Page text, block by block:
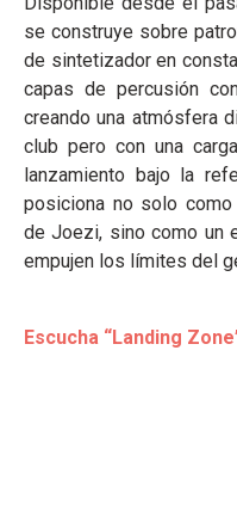
se construye sobre
de sintetizador en
capas de percusión
creando una atmósfera
club pero con una
lanzamiento bajo la
posiciona no solo
de Joezi, sino como un
empujen los límites del
Escucha “Landing